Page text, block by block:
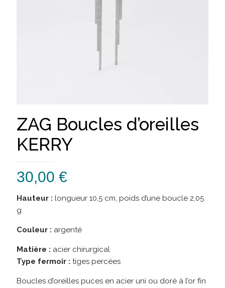
ZAG Boucles d’oreilles
KERRY
30,00 €
Hauteur : longueur 10,5 cm, poids d’une boucle 2,05
g
Couleur : argenté
Matière : acier chirurgical
Type fermoir : tiges percées
Boucles d’oreilles puces en acier uni ou doré à l’or fin